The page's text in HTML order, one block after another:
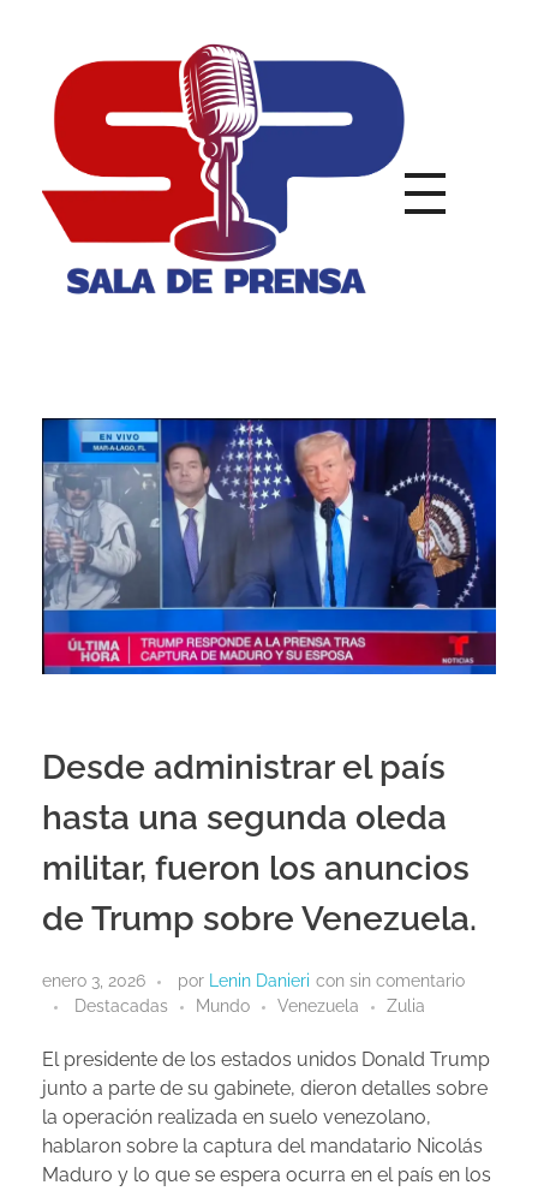
Desde administrar el país
hasta una segunda oleda
militar, fueron los anuncios
de Trump sobre Venezuela.
enero 3, 2026 por Lenin Danieri con sin comentario
Destacadas
Mundo Venezuela Zulia
El presidente de los estados unidos Donald Trump
junto a parte de su gabinete, dieron detalles sobre
la operación realizada en suelo venezolano,
hablaron sobre la captura del mandatario Nicolás
Maduro y lo que se espera ocurra en el país en los